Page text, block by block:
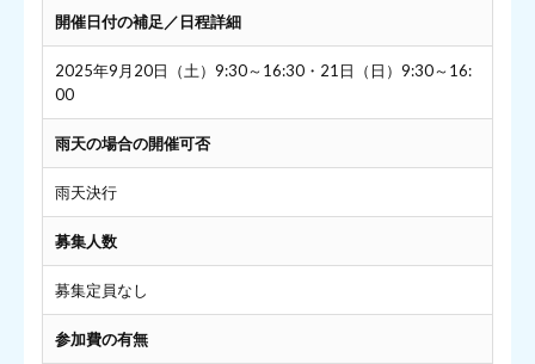
開催日付の補足／日程詳細
2025年9月20日（土）9:30～16:30・21日（日）9:30～16:
00
雨天の場合の開催可否
雨天決行
募集人数
募集定員なし
参加費の有無